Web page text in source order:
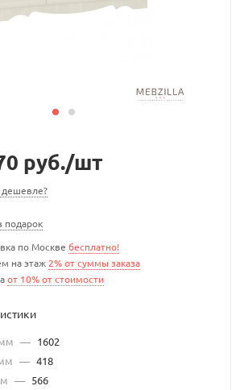
руб./шт
подарок
по Москве бесплатно!
на этаж 2% от суммы заказа
от 10% от стоимости
— 1602
— 418
— 566